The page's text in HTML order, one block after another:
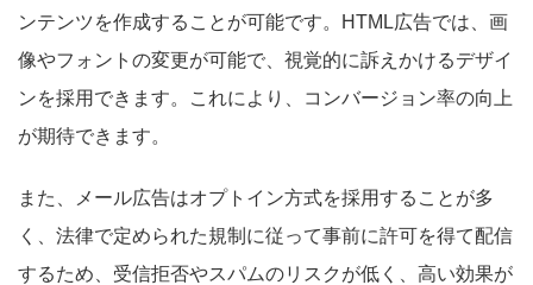
ンテンツを作成することが可能です。HTML広告では、画
像やフォントの変更が可能で、視覚的に訴えかけるデザイ
ンを採用できます。これにより、コンバージョン率の向上
が期待できます。
また、メール広告はオプトイン方式を採用することが多
く、法律で定められた規制に従って事前に許可を得て配信
するため、受信拒否やスパムのリスクが低く、高い効果が